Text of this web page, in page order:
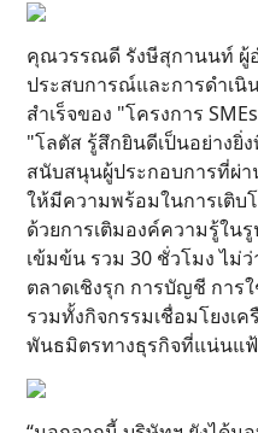
คุณวรรณดี รังษีสุกานนท์ ผู้
ประสบการณ์และการดำเนิ
สำเร็จของ "โครงการ
"โลตัส รู้สึกยินดีเป็นอย่างยิ่
สนับสนุนผู้ประกอบการที่ผ่า
ให้มีความพร้อมในการเติบ
ด้วยการเติมองค์ความรู้ใน
เข้มข้น รวม 30 ชั่วโมง ไม่
ตลาดเชิงรุก การบัญชี การ
รวมทั้งกิจกรรมเชื่อมโยงเ
พันธมิตรทางธุรกิจที่แน่นแ